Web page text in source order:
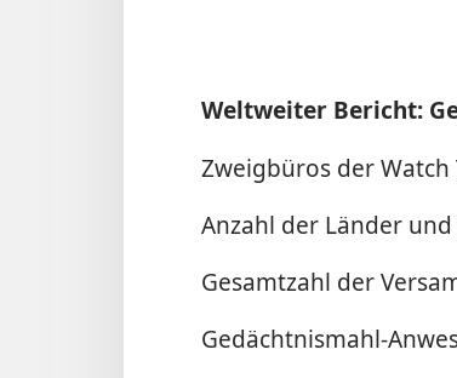
Weltweiter Bericht:
Zweigbüros der Watch
Anzahl der Länder
Gesamtzahl der
Gedächtnismahl-